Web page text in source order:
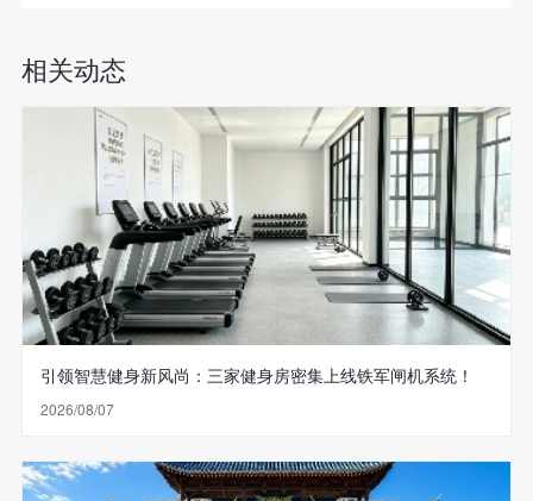
相关动态
引领智慧健身新风尚：三家健身房密集上线铁军闸机系统！
2026/08/07